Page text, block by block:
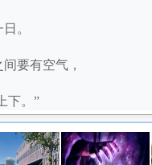
。
要有空气，
下。”
空气，